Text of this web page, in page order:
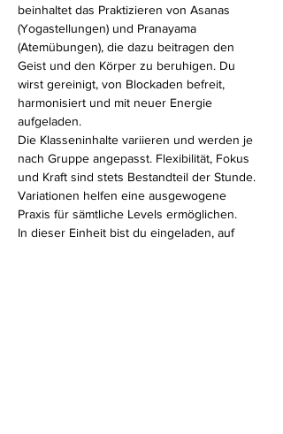
beinhaltet das Praktizieren von Asanas
(Yogastellungen) und Pranayama
(Atemübungen), die dazu beitragen den
Geist und den Körper zu beruhigen. Du
wirst gereinigt, von Blockaden befreit,
harmonisiert und mit neuer Energie
aufgeladen.
Die Klasseninhalte variieren und werden je
nach Gruppe angepasst. Flexibilität, Fokus
und Kraft sind stets Bestandteil der Stunde.
Variationen helfen eine ausgewogene
Praxis für sämtliche Levels ermöglichen.
In dieser Einheit bist du eingeladen, auf